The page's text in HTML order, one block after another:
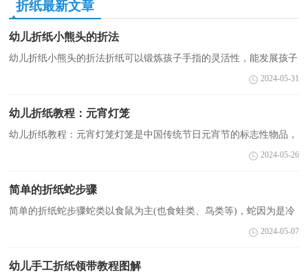
折纸最新文章
幼儿折纸小熊头的折法
幼儿折纸小熊头的折法折纸可以锻炼孩子手指的灵活性，能发展孩子
的动手能力。它能培养孩子按步骤有顺序地认真做事的&#039;良好习
2024-05-31
幼儿折纸教程：元宵灯笼
幼儿折纸教程：元宵灯笼灯笼是中国传统节日元宵节的标志性物品，
想知道怎么用纸来做灯笼吗，接下来跟小编我来一起学习一下吧。欢
2024-05-26
简单的折纸蛇步骤
简单的折纸蛇步骤蛇类以食鼠为主(也食蛙类、鸟类等)，蛇因为是冷
血动物，所以许多故事中，蛇的形象并不好，但是有很多孩子还是很
2024-05-07
幼儿手工折纸领带教程图解